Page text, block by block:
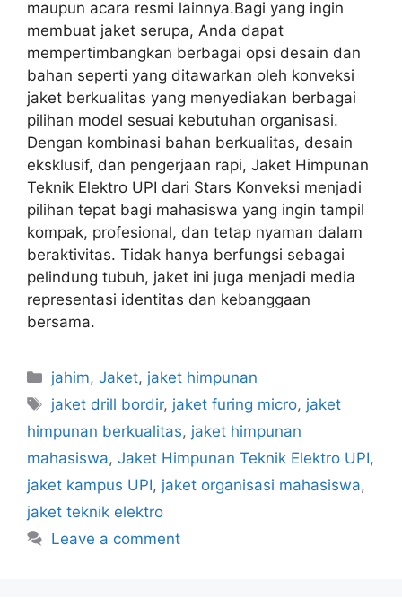
maupun acara resmi lainnya.Bagi yang ingin
membuat jaket serupa, Anda dapat
mempertimbangkan berbagai opsi desain dan
bahan seperti yang ditawarkan oleh konveksi
jaket berkualitas yang menyediakan berbagai
pilihan model sesuai kebutuhan organisasi.
Dengan kombinasi bahan berkualitas, desain
eksklusif, dan pengerjaan rapi, Jaket Himpunan
Teknik Elektro UPI dari Stars Konveksi menjadi
pilihan tepat bagi mahasiswa yang ingin tampil
kompak, profesional, dan tetap nyaman dalam
beraktivitas. Tidak hanya berfungsi sebagai
pelindung tubuh, jaket ini juga menjadi media
representasi identitas dan kebanggaan
bersama.
jahim,Jaket, jaket himpunan
jaket drill bordir, jaket furing micro, jaket
himpunan berkualitas, jaket himpunan
mahasiswa, Jaket Himpunan Teknik Elektro UPI,
jaket kampus UPI, jaket organisasi mahasiswa,
jaket teknik elektro
Leave a comment